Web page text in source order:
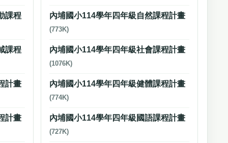
課程
課程
計畫
計畫
內埔國小114學年四年級自然課程計畫
(773K)
內埔國小114學年四年級社會課程計畫
(1076K)
內埔國小114學年四年級健體課程計畫
(774K)
內埔國小114學年四年級國語課程計畫
(727K)